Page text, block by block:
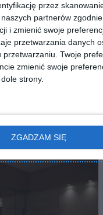
przez
partnerów
i zmienić swoje
przetwarzania danych
Twoje
zmienić swoje
strony.
ZGADZAM SIĘ